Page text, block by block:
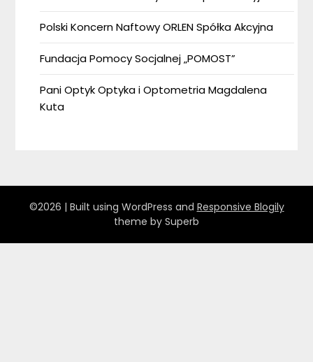
Polski Koncern Naftowy ORLEN Spółka Akcyjna
Fundacja Pomocy Socjalnej „POMOST”
Pani Optyk Optyka i Optometria Magdalena
Kuta
©2026 | Built using WordPress and Responsive Blogily
theme by Superb